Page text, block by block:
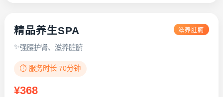
精品养生SPA 滋养脏腑
强腰护肾、滋养脏腑
⏱️ 服务时长 70分钟
¥368